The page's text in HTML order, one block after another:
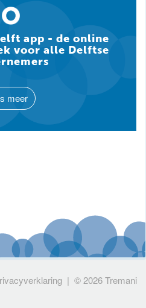
app - de online
voor alle Delftse
meer
| © 2026Tremani